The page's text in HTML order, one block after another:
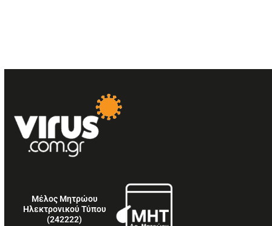
Μέλος Μητρώου
Ηλεκτρονικού Τύπου
(242222)